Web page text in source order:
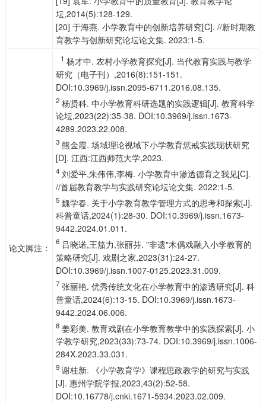
坛,2014(5):128-129.
[20] 于海燕. 小学教育中的创新培养研究[C]. //新时期教
育教学与创新研究论坛论文集. 2023:1-5.
论文脚注：
1 杨才中. 农村小学教育探究[J]. 当代教育实践与教学
研究（电子刊）,2016(8):151-151.
DOI:10.3969/j.issn.2095-6711.2016.08.135.
2杨贤科. 中小学教育科研选题的实践逻辑[J]. 教育科学
论坛,2023(22):35-38. DOI:10.3969/j.issn.1673-
4289.2023.22.008.
3熊金霞. 场域理论视域下小学教育惩戒实践现状研究
[D]. 江西:江西师范大学,2023.
4刘爱平,朱伟伟,李梅. 小学教育中渗透德育之我见[C].
//首届教育教学与实践研究论坛论文集. 2022:1-5.
5魏学春. 关于小学教育教学管理方式的思考和探索[J].
科普童话,2024(1):28-30. DOI:10.3969/j.issn.1673-
9442.2024.01.011.
6吕晓诺,王笳力,张丽芬. "非遗"木偶戏融入小学教育的
策略研究[J]. 戏剧之家,2023(31):24-27.
DOI:10.3969/j.issn.1007-0125.2023.31.009.
7张丽艳. 优秀传统文化在小学教育中的渗透研究[J]. 科
普童话,2024(6):13-15. DOI:10.3969/j.issn.1673-
9442.2024.06.006.
8姜彩美. 教育戏剧在小学教育教学中的实践探索[J]. 小
学教学研究,2023(33):73-74. DOI:10.3969/j.issn.1006-
284X.2023.33.031.
9谢桂新. 《小学教育学》课程思政教学的研究与实践
[J]. 惠州学院学报,2023,43(2):52-58.
DOI:10.16778/j.cnki.1671-5934.2023.02.009.